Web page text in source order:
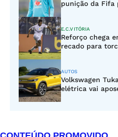
punição da Fifa
E.C.VITÓRIA
Reforço chega
recado para
AUTOS
Volkswagen
elétrica vai